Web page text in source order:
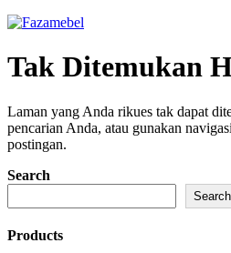
Tak Ditemukan
Laman yang Anda rikues tak dapat
pencarian Anda, atau gunakan
postingan.
Search
Search
Products